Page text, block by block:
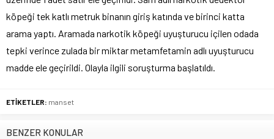
köpeği tek katlı metruk binanın giriş katında ve birinci katta
arama yaptı. Aramada narkotik köpeği uyuşturucu içilen odada
tepki verince zulada bir miktar metamfetamin adlı uyuşturucu
madde ele geçirildi. Olayla ilgili soruşturma başlatıldı.
ETİKETLER: manset
BENZER KONULAR